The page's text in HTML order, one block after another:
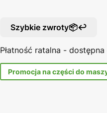
Szybkie zwroty📦↩️
Płatność ratalna -
Promocja na części do